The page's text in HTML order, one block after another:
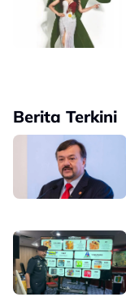
Berita Terkini